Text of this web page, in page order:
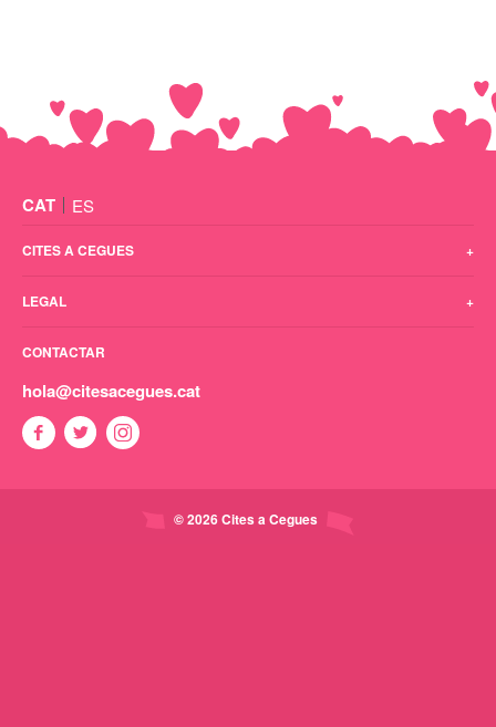
CAT ES
CITES A CEGUES
LEGAL
CONTACTAR
hola@citesacegues.cat
©2026Cites a Cegues